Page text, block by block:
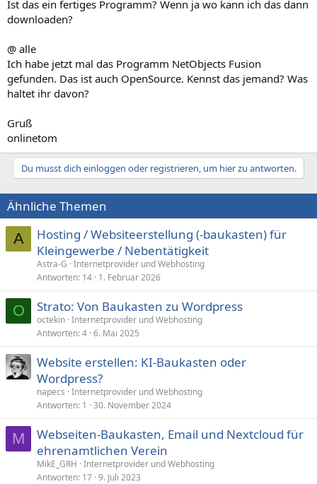
Ist das ein fertiges Programm? Wenn ja wo kann ich das dann
downloaden?
@ alle
Ich habe jetzt mal das Programm NetObjects Fusion
gefunden. Das ist auch OpenSource. Kennst das jemand? Was
haltet ihr davon?
Gruß
onlinetom
Du musst dich einloggen oder registrieren, um hier zu antworten.
Ähnliche Themen
A
Hosting / Websiteerstellung (-baukasten) für
Kleingewerbe / Nebentätigkeit
Astra-G Internetprovider und Webhosting
Antworten 14 1. Februar 2026
O Strato: Von Baukasten zu Wordpress
octekin Internetprovider und Webhosting
Antworten 4 6. Mai 2025
Website erstellen: KI-Baukasten oder
Wordpress?
napecs Internetprovider und Webhosting
Antworten 1 30. November 2024
M
Webseiten-Baukasten, Email und Nextcloud für
ehrenamtlichen Verein
MikE_GRH Internetprovider und Webhosting
Antworten 17 9. Juli 2023